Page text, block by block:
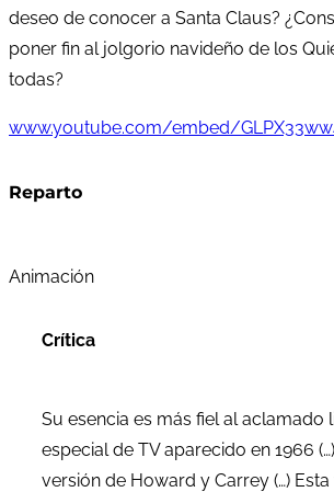
deseo de conocer a Santa Claus?
poner fin al jolgorio navideño de los
todas?
www.youtube.com/embed/
Reparto
Animación
Crítica
Su esencia es más fiel al aclamado
especial de TV aparecido en 1966
versión de Howard y Carrey (…)